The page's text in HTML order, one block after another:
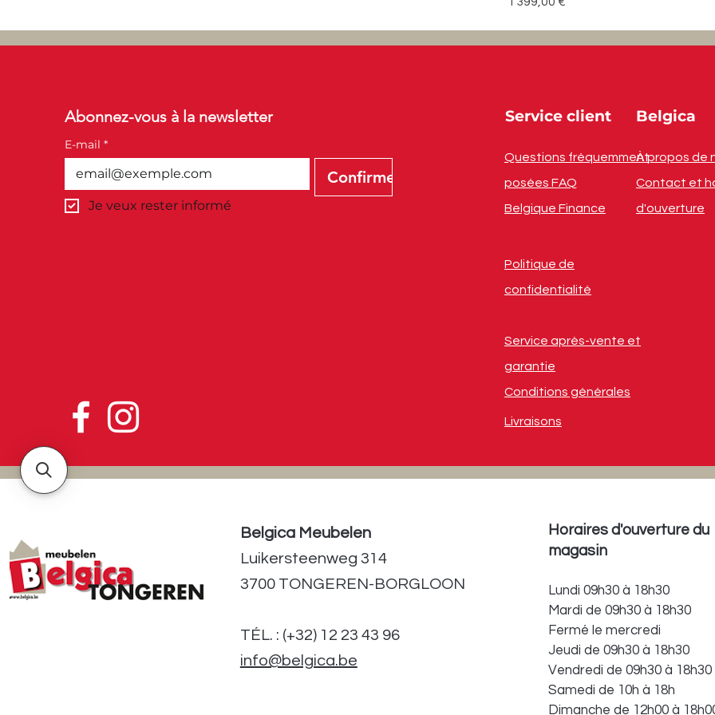
Abonnez-vous à la newsletter
E-mail *
Confirmer
Je veux rester informé
Service client
Questions fréquemment
posées FAQ
Belgique Finance
Politique de
confidentialité
Service après-vente et
garantie
Conditions générales
Livraisons
Belgica
À propos de
Contact et
d'ouverture
Belgica Meubelen
Luikersteenweg 314
3700 TONGEREN-BORGLOON
TÉL. : (+32) 12 23 43 96
info@belgica.be
Horaires d'ouverture du
magasin
Lundi 09h30 à 18h30
Mardi de 09h30 à 18h30
Fermé le mercredi
Jeudi de 09h30 à 18h30
Vendredi de 09h30 à 18h30
Samedi de 10h à 18h
Dimanche de 12h00 à